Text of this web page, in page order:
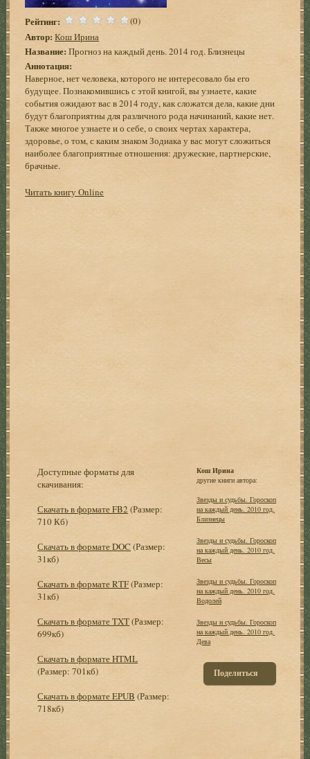
Рейтинг: (0)
Автор: Кош Ирина
Название: Прогноз на каждый день. 2014 год. Близнецы
Аннотация:
Наверное, нет человека, которого не интересовало бы его
будущее. Познакомившись с этой книгой, вы узнаете, какие
события ожидают вас в 2014 году, как сложатся дела, какие дни
будут благоприятны для различного рода начинаний, какие нет.
Также многое узнаете и о себе, о своих чертах характера,
здоровье, о том, с каким знаком Зодиака у вас могут сложиться
наиболее благоприятные отношения: дружеские, партнерские,
брачные.
Читать книгу Online
Доступные форматы для
скачивания:
Скачать в формате FB2 (Размер:
710 Кб)
Скачать в формате DOC (Размер:
31кб)
Скачать в формате RTF(Размер:
31кб)
Скачать в формате TXT(Размер:
699кб)
Скачать в формате HTML
(Размер: 701кб)
Скачать в формате EPUB (Размер:
718кб)
Кош Ирина
другие книги автора:
Звезды и судьбы. Гороскоп
на каждый день. 2010 год.
Близнецы
Звезды и судьбы. Гороскоп
на каждый день. 2010 год.
Весы
Звезды и судьбы. Гороскоп
на каждый день. 2010 год.
Водолей
Звезды и судьбы. Гороскоп
на каждый день. 2010 год.
Дева
Поделиться